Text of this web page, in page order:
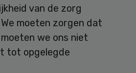
van de zorg
moeten zorgen dat
we ons niet
tot opgelegde